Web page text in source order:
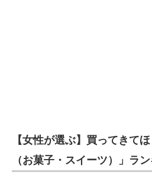
【女性が選ぶ】買ってきて
（お菓子・スイーツ）」ラ